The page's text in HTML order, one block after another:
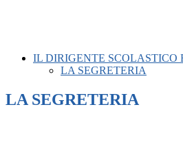
IL DIRIGENTE
LA SEGRETERIA
LA SEGRETERIA